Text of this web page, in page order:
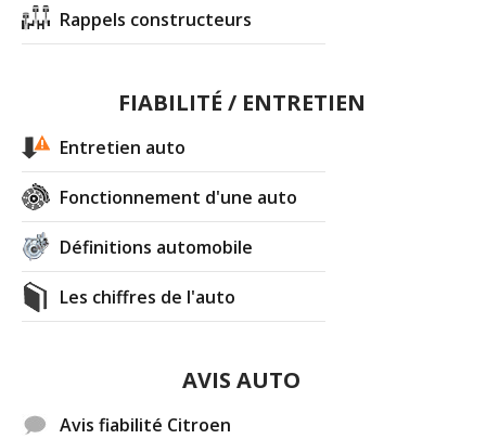
Rappels constructeurs
FIABILITÉ / ENTRETIEN
Entretien auto
Fonctionnement d'une auto
Définitions automobile
Les chiffres de l'auto
AVIS AUTO
Avis fiabilité Citroen